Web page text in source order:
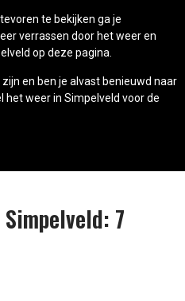
te bekijken ga je
verrassen door het weer en
op deze pagina.
en ben je alvast benieuwd naar
het weer in Simpelveld voor de
7